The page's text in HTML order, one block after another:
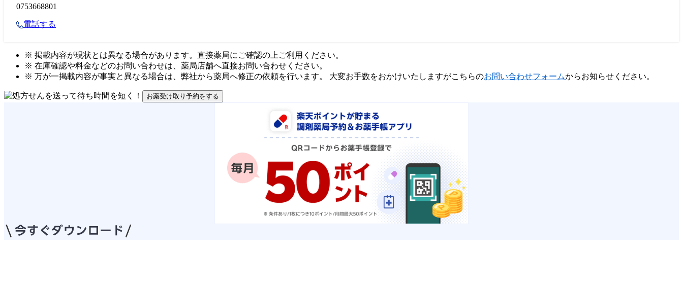
0753668801
電話する
※ 掲載内容が現状とは異なる場合があります。直接薬局にご確認の上ご利用ください。
※ 在庫確認や料金などのお問い合わせは、薬局店舗へ直接お問い合わせください。
※ 万が一掲載内容が事実と異なる場合は、弊社から薬局へ修正の依頼を行います。 大変お手数をおかけいたしますがこちらのお問い合わせフォームからお知らせください。
お薬受け取り予約をする